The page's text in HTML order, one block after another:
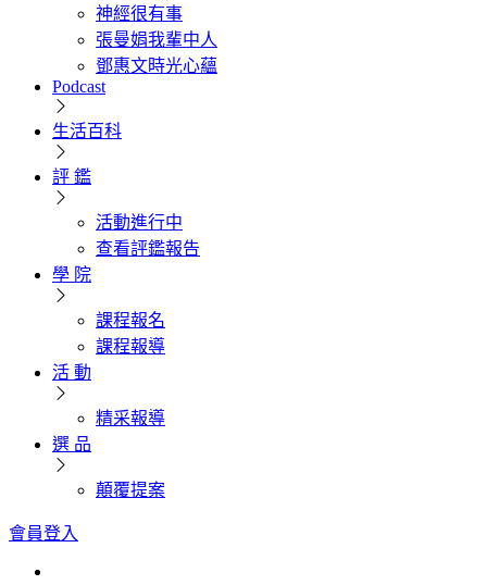
神經很有事
張曼娟我輩中人
鄧惠文時光心蘊
Podcast
生活百科
評 鑑
活動進行中
查看評鑑報告
學 院
課程報名
課程報導
活 動
精采報導
選 品
顛覆提案
會員登入